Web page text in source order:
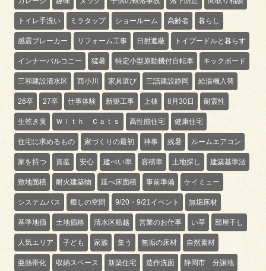
トイレ手洗い ミラタップ ショールーム 高齢者 暮らし
感震ブレーカー リフォーム工事 日射遮蔽 トイプードルと暮らす
インナーバルコニー 猛暑 特定小型原動機付自転車 キックボード
三和建設清水区 西小川 家具選び 三話建設静岡 給湯機入替
26卒 27卒 仕事体験 新築工事 上棟 8月30日 耐震性
生乾き臭 Ｗｉｔｈ Ｃａｔｓ 高性能住宅 健康住宅
住宅に求めるもの 家づくりの最初 神事 残暑 ルームエアコン
家を持つ 資産 安心 建ぺい率 容積率 土地探し 建築基準法
敷地面積 耐火建築物 延べ床面積 事前準備 ケイミュー
システムバス 癒しの空間 9/20・9/21イベント 無垢床材
基準地価 土地価格 清水区船越 営業のお仕事 い草 部屋干し
人気エリア 子ども 家族 集う 無垢の床材 自然素材
亜熱帯化 収納スペース 新築住宅 造作洗面 静岡市 分譲地